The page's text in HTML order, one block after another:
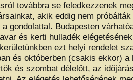
továbbra se feledkezzenek
akik eddig nem
gondolattal. Budapesten
és kerti hulladék
ezt helyi rendelet
és októberben (csakis ekkor) a
és szombat délelőtt, az